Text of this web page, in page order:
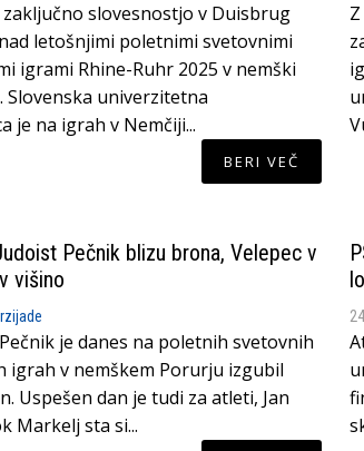
zaključno slovesnostjo v Duisbrug
letošnjimi poletnimi svetovnimi
igrami Rhine-Ruhr 2025 v nemški
Slovenska univerzitetna
je na igrah v Nemčiji...
BERI VEČ
Pečnik blizu brona, Velepec v
višino
je danes na poletnih svetovnih
igrah v nemškem Porurju izgubil
Uspešen dan je tudi za atleti, Jan
Markelj sta si...